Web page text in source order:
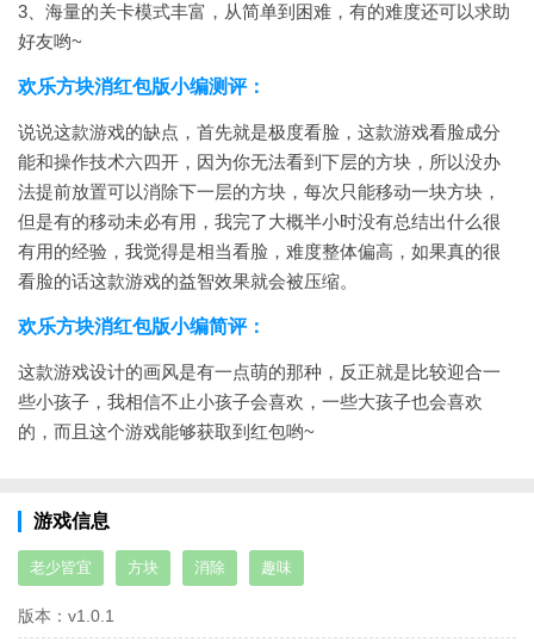
3、海量的关卡模式丰富，从简单到困难，有的难度还可以求助
好友哟~
欢乐方块消红包版小编测评：
说说这款游戏的缺点，首先就是极度看脸，这款游戏看脸成分
能和操作技术六四开，因为你无法看到下层的方块，所以没办
法提前放置可以消除下一层的方块，每次只能移动一块方块，
但是有的移动未必有用，我完了大概半小时没有总结出什么很
有用的经验，我觉得是相当看脸，难度整体偏高，如果真的很
看脸的话这款游戏的益智效果就会被压缩。
欢乐方块消红包版小编简评：
这款游戏设计的画风是有一点萌的那种，反正就是比较迎合一
些小孩子，我相信不止小孩子会喜欢，一些大孩子也会喜欢
的，而且这个游戏能够获取到红包哟~
游戏信息
老少皆宜 方块 消除 趣味
版本： v1.0.1